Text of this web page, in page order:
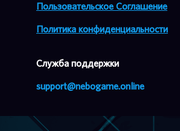
Пользовательское Соглашение
Политика конфиденциальности
Cлужба поддержки
support@nebogame.online